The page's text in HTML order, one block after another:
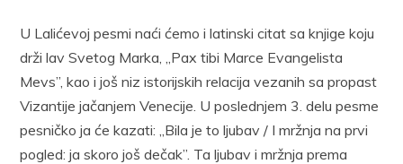
U Lalićevoj pesmi naći ćemo i latinski citat sa knjige koju
drži lav Svetog Marka, „Pax tibi Marce Evangelista
Mevs”, kao i još niz istorijskih relacija vezanih sa propast
Vizantije jačanjem Venecije. U poslednjem 3. delu pesme
pesničko ja će kazati: „Bila je to ljubav / I mržnja na prvi
pogled: ja skoro još dečak”. Ta lju­bav i mržnja prema